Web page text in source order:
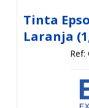
Tinta
Laranja
Ref: